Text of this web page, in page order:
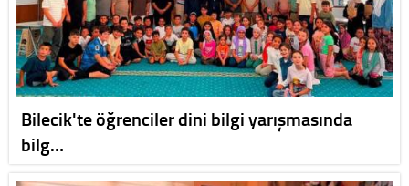
Bilecik'te öğrenciler dini bilgi yarışmasında
bilg…